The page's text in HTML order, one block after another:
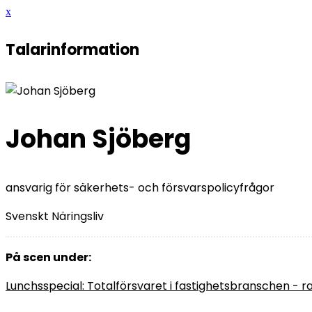
x
Talarinformation
Johan Sjöberg
ansvarig för säkerhets- och försvarspolicyfrågor
Svenskt Näringsliv
På scen under:
Lunchsspecial: Totalförsvaret i fastighetsbranschen -